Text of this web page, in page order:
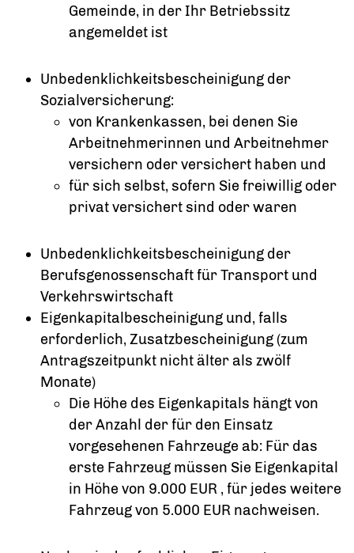
Gemeinde, in der Ihr Betriebssitz
angemeldet ist
Unbedenklichkeitsbescheinigung der
Sozialversicherung:
von Krankenkassen, bei denen Sie
Arbeitnehmerinnen und Arbeitnehmer
versichern oder versichert haben und
für sich selbst, sofern Sie freiwillig oder
privat versichert sind oder waren
Unbedenklichkeitsbescheinigung der
Berufsgenossenschaft für Transport und
Verkehrswirtschaft
Eigenkapitalbescheinigung und, falls
erforderlich, Zusatzbescheinigung (zum
Antragszeitpunkt nicht älter als zwölf
Monate)
Die Höhe des Eigenkapitals hängt von
der Anzahl der für den Einsatz
vorgesehenen Fahrzeuge ab: Für das
erste Fahrzeug müssen Sie Eigenkapital
in Höhe von 9.000 EUR , für jedes weitere
Fahrzeug von 5.000 EUR nachweisen.